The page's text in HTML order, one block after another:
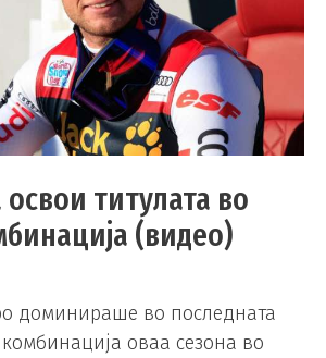
освои титулата во
(видео)
доминираше во последната
оваа сезона во